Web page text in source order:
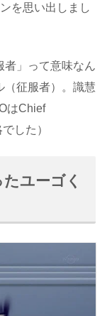
を思い出しまし
者」って意味なん
（征服者）。識慧
はChief
した）
ユーゴく